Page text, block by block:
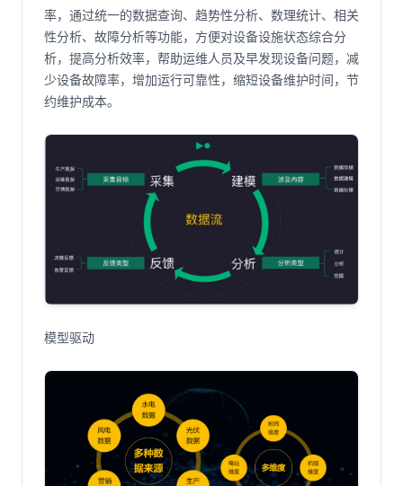
率，通过统一的数据查询、趋势性分析、数理统计、相关
性分析、故障分析等功能，方便对设备设施状态综合分
析，提高分析效率，帮助运维人员及早发现设备问题，减
少设备故障率，增加运行可靠性，缩短设备维护时间，节
约维护成本。
模型驱动